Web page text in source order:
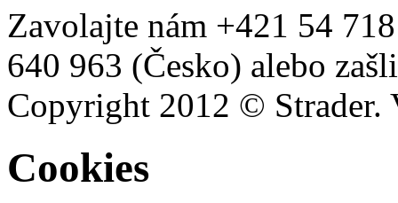
Zavolajte nám +421 54
640 963 (Česko) alebo
Copyright 2012 © Strader.
Cookies